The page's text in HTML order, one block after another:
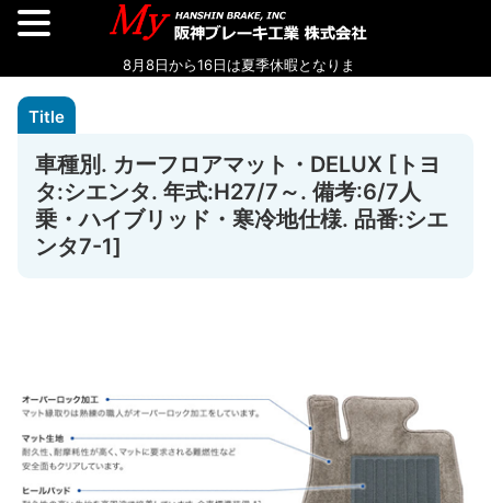
車種別. カーフロアマット・DELUX [トヨ
タ:シエンタ. 年式:H27/7～. 備考:6/7人
乗・ハイブリッド・寒冷地仕様. 品番:シエ
ンタ7-1]